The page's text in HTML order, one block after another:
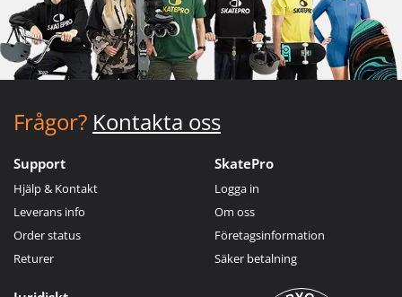
Frågor? Kontakta oss
Support
Hjälp & Kontakt
Leverans info
Order status
Returer
SkatePro
Logga in
Om oss
Företagsinformation
Säker betalning